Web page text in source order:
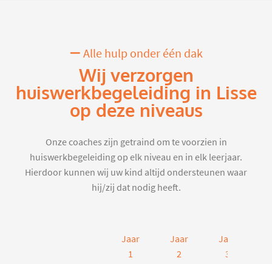
Alle hulp onder één dak
Wij verzorgen
huiswerkbegeleiding in Lisse
op deze niveaus
Onze coaches zijn getraind om te voorzien in
huiswerkbegeleiding op elk niveau en in elk leerjaar.
Hierdoor kunnen wij uw kind altijd ondersteunen waar
hij/zij dat nodig heeft.
Jaar
1
Jaar
2
Jaar
3